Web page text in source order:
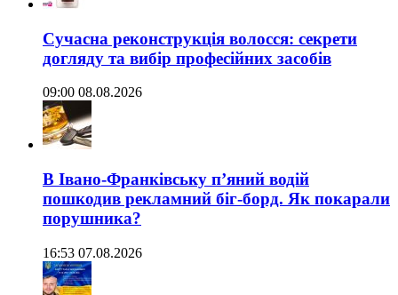
Сучасна реконструкція волосся: секрети
догляду та вибір професійних засобів
09:00 08.08.2026
В Івано-Франківську п’яний водій
пошкодив рекламний біг-борд. Як покарали
порушника?
16:53 07.08.2026